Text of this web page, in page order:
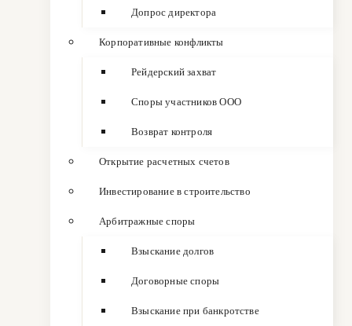
Допрос директора
Корпоративные конфликты
Рейдерский захват
Споры участников ООО
Возврат контроля
Открытие расчетных счетов
Инвестирование в строительство
Арбитражные споры
Взыскание долгов
Договорные споры
Взыскание при банкротстве